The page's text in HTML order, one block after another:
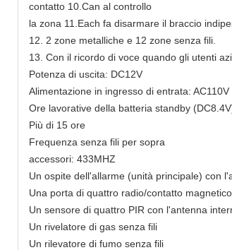
contatto 10.Can al controllo
la zona 11.Each fa disarmare il braccio
12. 2 zone metalliche e 12 zone senza fili.
13. Con il ricordo di voce quando gli utenti
Potenza di uscita: DC12V
Alimentazione in ingresso di entrata:
Ore lavorative della batteria standby
Più di 15 ore
Frequenza senza fili per sopra
accessori: 433MHZ
Un ospite dell'allarme (unità principale) con
Una porta di quattro radio/contatto
Un sensore di quattro PIR con l'antenna
Un rivelatore di gas senza fili
Un rilevatore di fumo senza fili